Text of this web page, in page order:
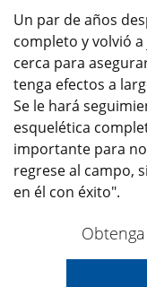
Un par de años
completo y volvió
cerca para
tenga efectos a
Se le hará
esquelética
importante para
regrese al campo,
en él con éxito".